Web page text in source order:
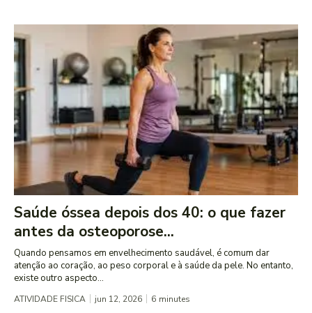
Saúde óssea depois dos 40: o que fazer
antes da osteoporose...
Quando pensamos em envelhecimento saudável, é comum dar
atenção ao coração, ao peso corporal e à saúde da pele. No entanto,
existe outro aspecto...
ATIVIDADE FISICA jun 12, 2026 6 minutes